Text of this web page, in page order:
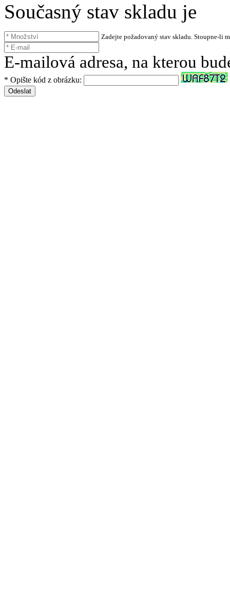
Současný stav skladu je
Zadejte požadovaný stav skladu. Stoupne-li
E-mailová adresa, na kterou
* Opište kód z obrázku:
Odeslat